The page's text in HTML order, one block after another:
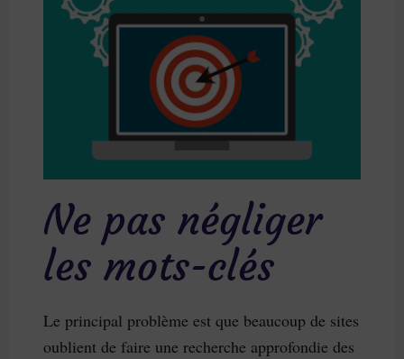
Ne pas négliger
les mots-clés
Le principal problème est que beaucoup de sites
oublient de faire une recherche approfondie des